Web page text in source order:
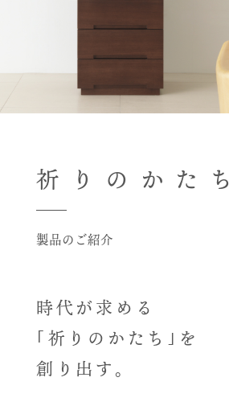
祈りのかたち
製品のご紹介
時代が求める
｢祈りのかたち｣を
創り出す。